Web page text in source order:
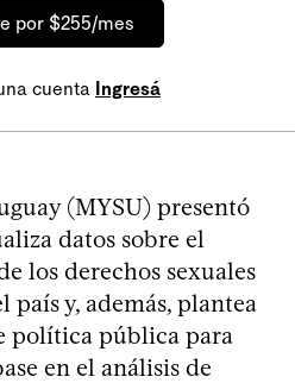
por $255/mes
cuenta Ingresá
(MYSU) presentó
datos sobre el
los derechos sexuales
y, además, plantea
política pública para
en el análisis de